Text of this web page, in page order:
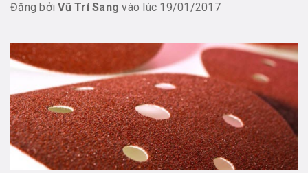
Đăng bởiVũ Trí Sang vào lúc 19/01/2017